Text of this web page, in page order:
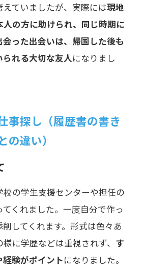
えていましたが、実際には現地
人の方に助けられ、同じ時期に
った出会いは、帰国した後も
れる大切な友人になりまし
事探し（履歴書の書き
の違い）
校の学生支援センターや担任の
くれました。一度自分で作っ
してくれます。形式は色々あ
に学歴などは重視されず、 す
験がポイントになりました。